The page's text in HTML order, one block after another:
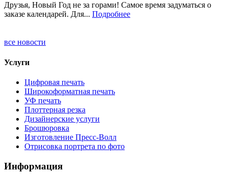
Друзья, Новый Год не за горами! Самое время задуматься о
заказе календарей. Для... Подробнее
все новости
Услуги
Цифровая печать
Широкоформатная печать
УФ печать
Плоттерная резка
Дизайнерские услуги
Брошюровка
Изготовление Пресс-Волл
Отрисовка портрета по фото
Информация